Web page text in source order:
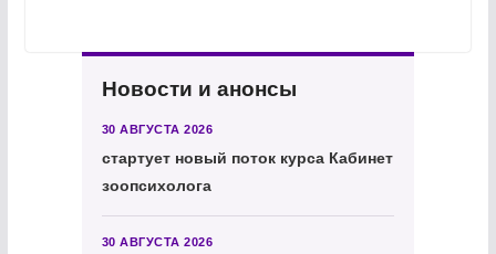
Новости и анонсы
30 АВГУСТА 2026
стартует новый поток курса Кабинет
зоопсихолога
30 АВГУСТА 2026